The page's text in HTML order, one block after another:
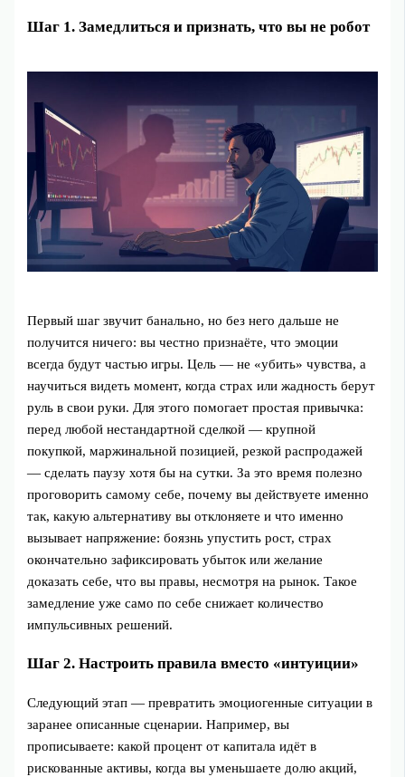
Шаг 1. Замедлиться и признать, что вы не робот
Первый шаг звучит банально, но без него дальше не
получится ничего: вы честно признаёте, что эмоции
всегда будут частью игры. Цель — не «убить» чувства, а
научиться видеть момент, когда страх или жадность берут
руль в свои руки. Для этого помогает простая привычка:
перед любой нестандартной сделкой — крупной
покупкой, маржинальной позицией, резкой распродажей
— сделать паузу хотя бы на сутки. За это время полезно
проговорить самому себе, почему вы действуете именно
так, какую альтернативу вы отклоняете и что именно
вызывает напряжение: боязнь упустить рост, страх
окончательно зафиксировать убыток или желание
доказать себе, что вы правы, несмотря на рынок. Такое
замедление уже само по себе снижает количество
импульсивных решений.
Шаг 2. Настроить правила вместо «интуиции»
Следующий этап — превратить эмоциогенные ситуации в
заранее описанные сценарии. Например, вы
прописываете: какой процент от капитала идёт в
рискованные активы, когда вы уменьшаете долю акций,